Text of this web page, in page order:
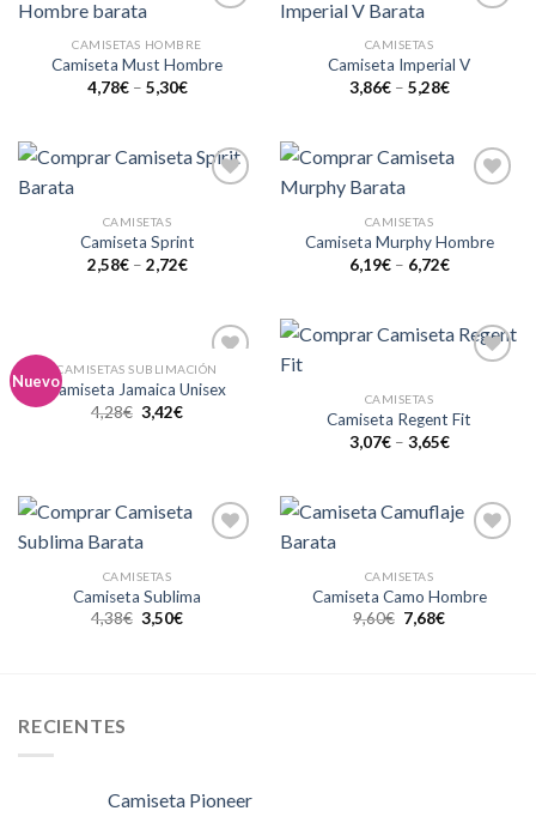
lista de
deseos
CAMISETAS HOMBRE
Camiseta Must Hombre
4,78€– 5,30€
lista de
deseos
CAMISETAS
Camiseta Imperial V
3,86€– 5,28€
CAMISETAS
Camiseta Sprint
2,58€– 2,72€
lista de
deseos
CAMISETAS
Camiseta Murphy Hombre
6,19€– 6,72€
Nuevo
Añadir
a la
CAMISETAS SUBLIMACIÓN
Camiseta Jamaica Unisex
4,28€ 3,42€
lista de
deseos
CAMISETAS
Camiseta Regent Fit
3,07€– 3,65€
deseos
CAMISETAS
Camiseta Sublima
4,38€ 3,50€
lista de
deseos
CAMISETAS
Camiseta Camo Hombre
9,60€ 7,68€
RECIENTES
Camiseta Pioneer